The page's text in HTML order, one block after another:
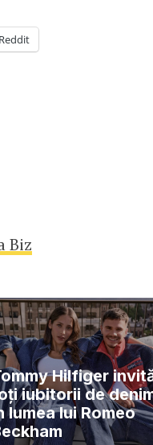
Reddit
Biz
Hilfiger
iubitorii de
lumea lui Romeo